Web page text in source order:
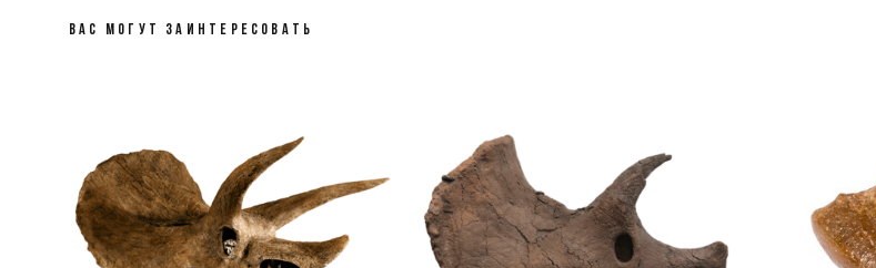
ВАС МОГУТ ЗАИНТЕРЕСОВАТЬ